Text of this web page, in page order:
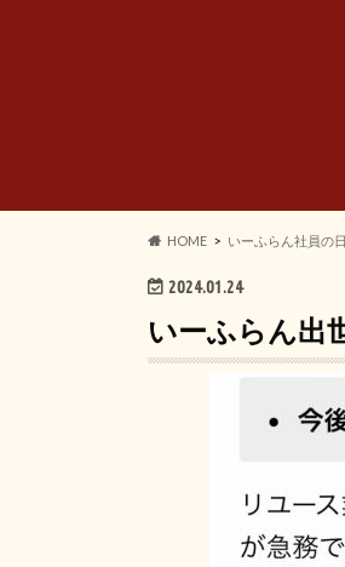
HOME いーふらん社員の
2024.01.24
いーふらん出